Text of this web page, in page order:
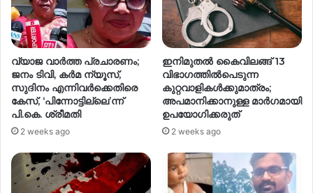
വ്യാജ വാർത്ത പ്രചാരണം;
ജനം ടിവി, കർമ ന്യൂസ്,
സുദിനം എന്നിവർക്കെതിരെ
കേസ്, ‘പിന്നോട്ടില്ലെ’ന്ന്
പി.കെ. ശ്രീമതി
2 weeks ago
ഇനിമുതൽ കൈവിലങ്ങ് 13
വിഭാഗത്തിൽപെടുന്ന
കുറ്റവാളികൾക്കുമാത്രം;
അപമാനിക്കാനുള്ള മാർഗമായി
ഉപയോഗിക്കരുത്
2 weeks ago